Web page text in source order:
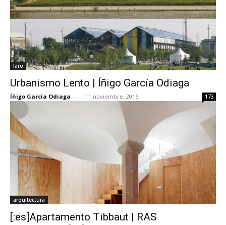
faro
Urbanismo Lento | Íñigo García Odiaga
Íñigo García Odiaga - 11 noviembre, 2016 173
arquitectura
[:es]Apartamento Tibbaut | RAS